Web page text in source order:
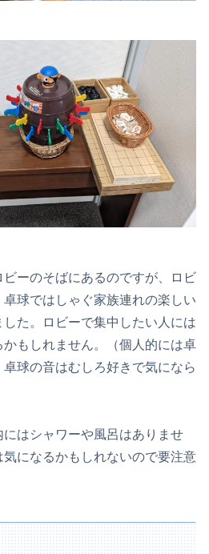
ーのそばにあるのですが、ロビ
球ではしゃぐ家族連れの楽しい
た。ロビーで集中したい人には
もしれません。（個人的には卓
球の音はむしろ好きで気になら
はシャワーや風呂はありませ
になるかもしれないので要注意